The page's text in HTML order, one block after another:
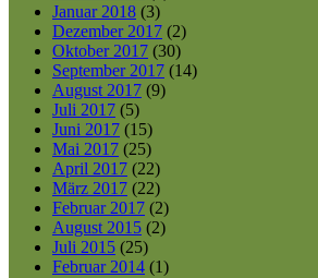
Januar 2018 (3)
Dezember 2017 (2)
Oktober 2017 (30)
September 2017 (14)
August 2017 (9)
Juli 2017 (5)
Juni 2017 (15)
Mai 2017 (25)
April 2017 (22)
März 2017 (22)
Februar 2017 (2)
August 2015 (2)
Juli 2015 (25)
Februar 2014 (1)